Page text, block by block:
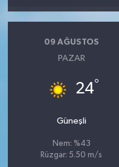
09 AĞUSTOS
PAZAR
24°
Güneşli
Nem: %43
Rüzgar: 5.50 m/s